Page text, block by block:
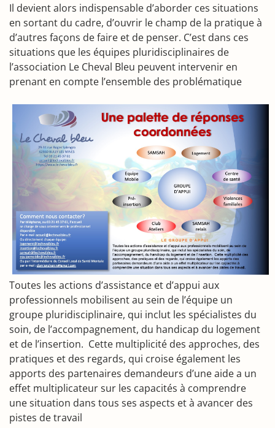
Il devient alors indispensable d’aborder ces situations
en sortant du cadre, d’ouvrir le champ de la pratique à
d’autres façons de faire et de penser. C’est dans ces
situations que les équipes pluridisciplinaires de
l’association Le Cheval Bleu peuvent intervenir en
prenant en compte l’ensemble des problématique
Toutes les actions d’assistance et d’appui aux
professionnels mobilisent au sein de l’équipe un
groupe pluridisciplinaire, qui inclut les spécialistes du
soin, de l’accompagnement, du handicap du logement
et de l’insertion. Cette multiplicité des approches, des
pratiques et des regards, qui croise également les
apports des partenaires demandeurs d’une aide a un
effet multiplicateur sur les capacités à comprendre
une situation dans tous ses aspects et à avancer des
pistes de travail